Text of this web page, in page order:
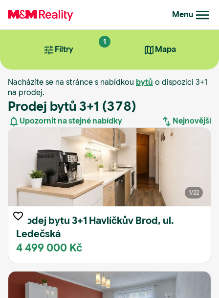
Menu
Filtry
1
Mapa
Nacházíte se na stránce s nabídkou bytů o dispozici 3+1
na prodej.
Prodej bytů 3+1 (378)
Upozornit na stejné nabídky Nejnovější
Nejnovější
Nejstarší
Nejdražší
Nejlevnější
1/22
Prodej bytu 3+1 Havlíčkův Brod, ul.
Ledečská
4 499 000 Kč